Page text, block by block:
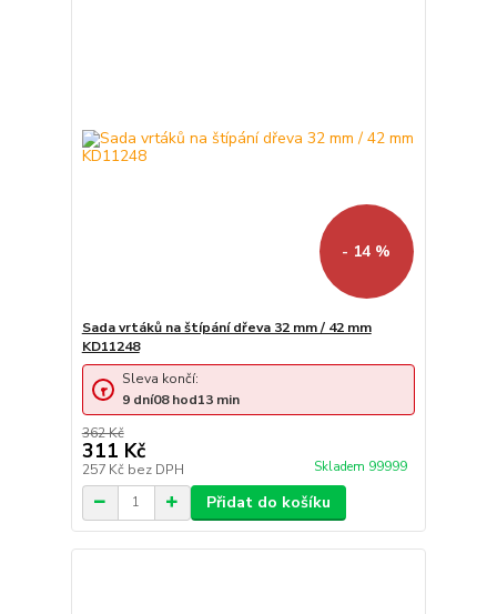
- 14 %
Sada vrtáků na štípání dřeva 32 mm / 42 mm
KD11248
362 Kč
311 Kč
257 Kč bez DPH Skladem 99999
Sleva končí:
9 dní08hod13 min
Přidat do košíku